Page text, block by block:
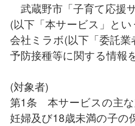
武蔵野市「子育て応援
(以下「本サービス」と
会社ミラボ(以下「委託
予防接種等に関する情報
(対象者)
第1条 本サービスの主な
妊婦及び18歳未満の子の